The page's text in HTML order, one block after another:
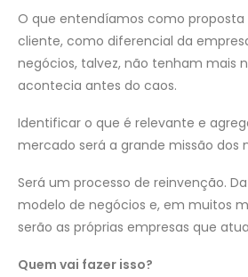
O que entendíamos como proposta
cliente, como diferencial da
negócios, talvez, não tenham mais
acontecia antes do caos.
Identificar o que é relevante e
mercado será a grande missão dos
Será um processo de reinvenção.
modelo de negócios e, em muitos
serão as próprias empresas que
Quem vai fazer isso?